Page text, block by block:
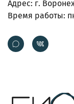
Адрес: г.
Время работы: